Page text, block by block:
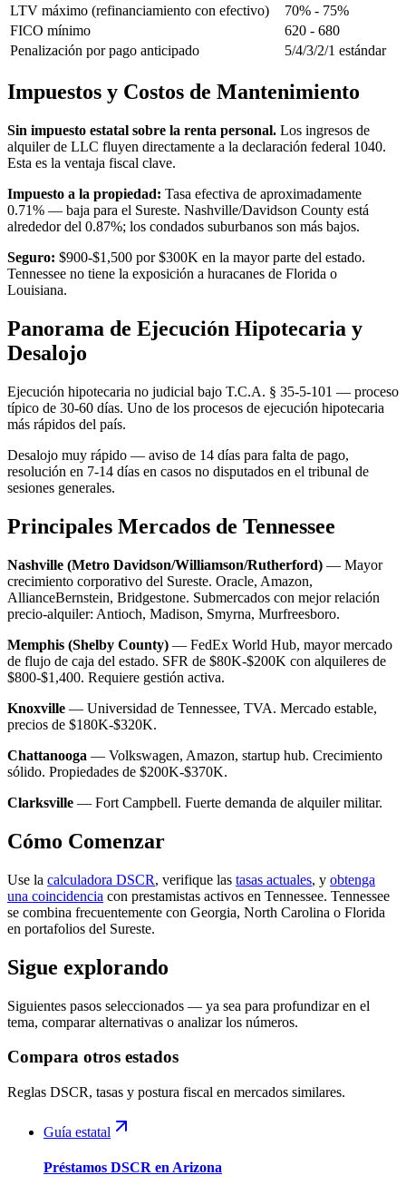
LTV máximo (refinanciamiento con efectivo)
70% - 75%
FICO mínimo
620 - 680
Penalización por pago anticipado
5/4/3/2/1 estándar
Impuestos y Costos de Mantenimiento
Sin impuesto estatal sobre la renta personal. Los ingresos de
alquiler de LLC fluyen directamente a la declaración federal 1040.
Esta es la ventaja fiscal clave.
Impuesto a la propiedad: Tasa efectiva de aproximadamente
0.71% — baja para el Sureste. Nashville/Davidson County está
alrededor del 0.87%; los condados suburbanos son más bajos.
Seguro: $900-$1,500 por $300K en la mayor parte del estado.
Tennessee no tiene la exposición a huracanes de Florida o
Louisiana.
Panorama de Ejecución Hipotecaria y
Desalojo
Ejecución hipotecaria no judicial bajo T.C.A. § 35-5-101 — proceso
típico de 30-60 días. Uno de los procesos de ejecución hipotecaria
más rápidos del país.
Desalojo muy rápido — aviso de 14 días para falta de pago,
resolución en 7-14 días en casos no disputados en el tribunal de
sesiones generales.
Principales Mercados de Tennessee
Nashville (Metro Davidson/Williamson/Rutherford) — Mayor
crecimiento corporativo del Sureste. Oracle, Amazon,
AllianceBernstein, Bridgestone. Submercados con mejor relación
precio-alquiler: Antioch, Madison, Smyrna, Murfreesboro.
Memphis (Shelby County) — FedEx World Hub, mayor mercado
de flujo de caja del estado. SFR de $80K-$200K con alquileres de
$800-$1,400. Requiere gestión activa.
Knoxville — Universidad de Tennessee, TVA. Mercado estable,
precios de $180K-$320K.
Chattanooga — Volkswagen, Amazon, startup hub. Crecimiento
sólido. Propiedades de $200K-$370K.
Clarksville — Fort Campbell. Fuerte demanda de alquiler militar.
Cómo Comenzar
Use la calculadora DSCR, verifique las tasas actuales, y obtenga
una coincidencia con prestamistas activos en Tennessee. Tennessee
se combina frecuentemente con Georgia, North Carolina o Florida
en portafolios del Sureste.
Sigue explorando
Siguientes pasos seleccionados — ya sea para profundizar en el
tema, comparar alternativas o analizar los números.
Compara otros estados
Reglas DSCR, tasas y postura fiscal en mercados similares.
Guía estatal
Préstamos DSCR en Arizona